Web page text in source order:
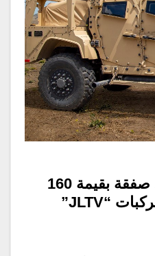
البنتاغون يوافق على صفقة بقيمة 160
مليون دولار لتوريد مركبات “JLTV”